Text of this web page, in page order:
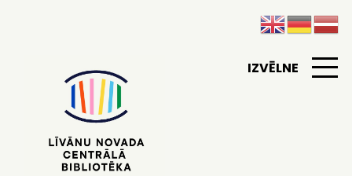
IZVĒLNE